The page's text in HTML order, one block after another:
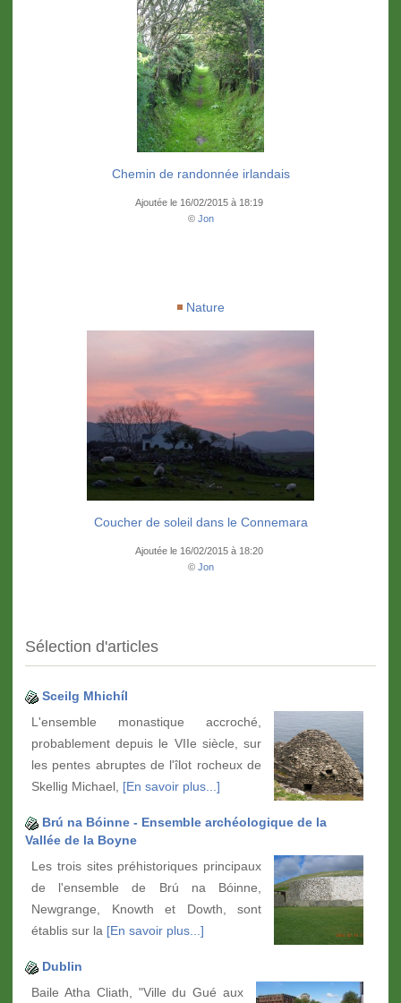
Chemin de randonnée irlandais
Ajoutée le 16/02/2015 à 18:19
© Jon
Nature
Coucher de soleil dans le Connemara
Ajoutée le 16/02/2015 à 18:20
© Jon
Sélection d'articles
Sceilg Mhichíl
L'ensemble monastique accroché,
probablement depuis le VIIe siècle, sur
les pentes abruptes de l'îlot rocheux de
Skellig Michael, [En savoir plus...]
Brú na Bóinne - Ensemble archéologique de la
Vallée de la Boyne
Les trois sites préhistoriques principaux
de l'ensemble de Brú na Bóinne,
Newgrange, Knowth et Dowth, sont
établis sur la [En savoir plus...]
Dublin
Baile Atha Cliath, "Ville du Gué aux